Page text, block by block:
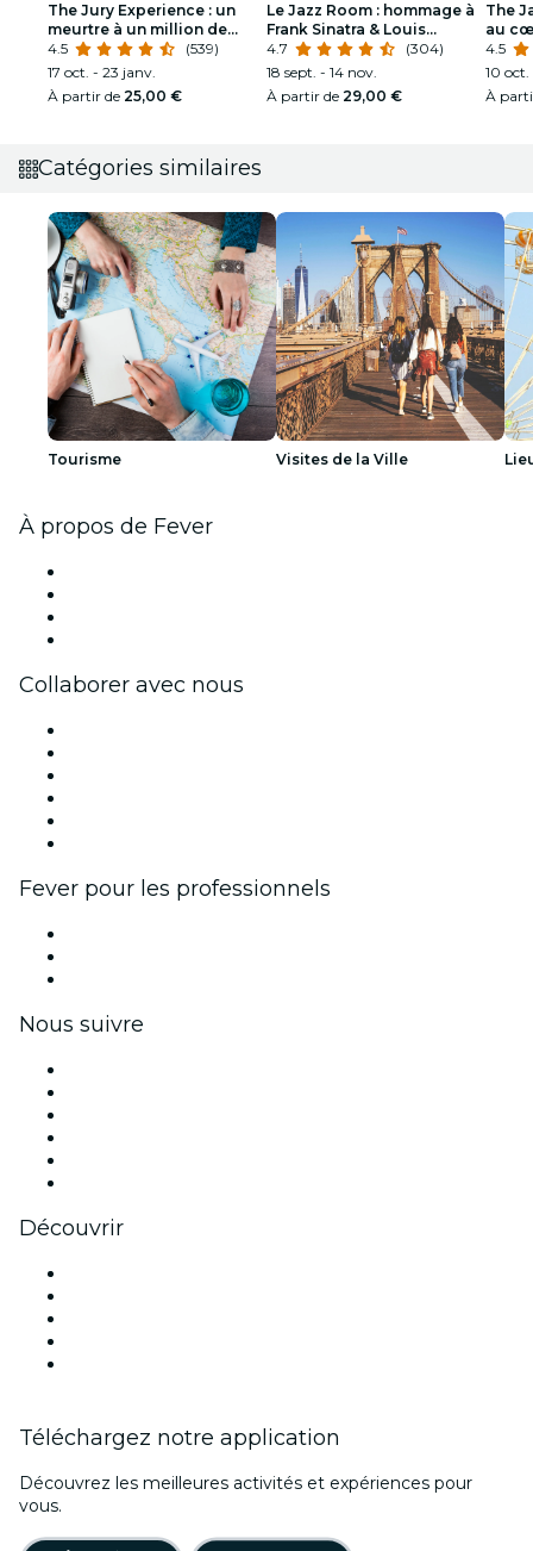
The Jury Experience : un
meurtre à un million de
dollars ou un réseau de
mensonges ?
4.5
(539)
17 oct. - 23 janv.
À partir de 25,00 €
Le Jazz Room : hommage à
Frank Sinatra & Louis
Armstrong
4.7
(304)
18 sept. - 14 nov.
À partir de 29,00 €
The
au
4.5
10 oct.
À
Catégories similaires
Tourisme Visites de la Ville
À propos de Fever
Collaborer avec nous
Fever pour les professionnels
Nous suivre
Découvrir
Téléchargez notre application
Découvrez les meilleures activités et expériences pour
vous.